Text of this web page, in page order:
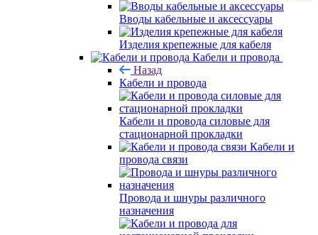
Вводы кабельные и аксессуары
Изделия крепежные для кабеля
Кабели и провода
Назад
Кабели и провода
Кабели и провода силовые для
стационарной прокладки
Кабели и
провода связи
Провода и шнуры различного
назначения